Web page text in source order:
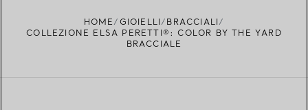
HOME GIOIELLI
BRACCIALI
COLLEZIONE ELSA PERETTI®: COLOR BY THE YARD
BRACCIALE